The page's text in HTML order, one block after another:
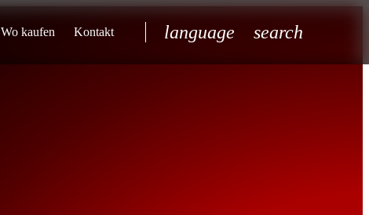
Wo kaufen Kontakt language search